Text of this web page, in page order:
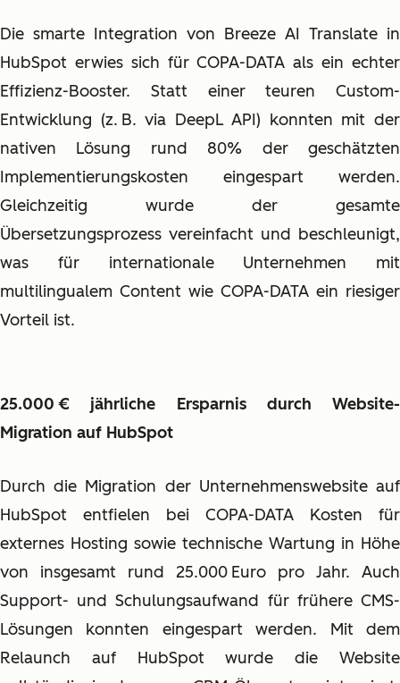
Die smarte Integration von Breeze AI Translate in
HubSpot erwies sich für COPA-DATA als ein echter
Effizienz-Booster. Statt einer teuren Custom-
Entwicklung (z. B. via DeepL API) konnten mit der
nativen Lösung rund 80% der geschätzten
Implementierungskosten eingespart werden.
Gleichzeitig wurde der gesamte
Übersetzungsprozess vereinfacht und beschleunigt,
was für internationale Unternehmen mit
multilingualem Content wie COPA-DATA ein riesiger
Vorteil ist.
25.000 € jährliche Ersparnis durch Website-
Migration auf HubSpot
Durch die Migration der Unternehmenswebsite auf
HubSpot entfielen bei COPA-DATA Kosten für
externes Hosting sowie technische Wartung in Höhe
von insgesamt rund 25.000 Euro pro Jahr. Auch
Support- und Schulungsaufwand für frühere CMS-
Lösungen konnten eingespart werden. Mit dem
Relaunch auf HubSpot wurde die Website